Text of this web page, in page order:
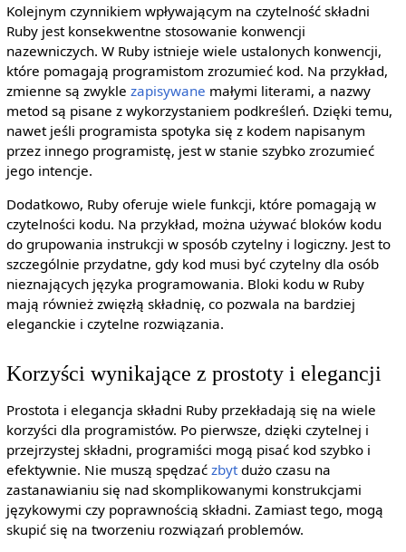
Kolejnym czynnikiem wpływającym na czytelność składni
Ruby jest konsekwentne stosowanie konwencji
nazewniczych. W Ruby istnieje wiele ustalonych konwencji,
które pomagają programistom zrozumieć kod. Na przykład,
zmienne są zwykle zapisywane małymi literami, a nazwy
metod są pisane z wykorzystaniem podkreśleń. Dzięki temu,
nawet jeśli programista spotyka się z kodem napisanym
przez innego programistę, jest w stanie szybko zrozumieć
jego intencje.
Dodatkowo, Ruby oferuje wiele funkcji, które pomagają w
czytelności kodu. Na przykład, można używać bloków kodu
do grupowania instrukcji w sposób czytelny i logiczny. Jest to
szczególnie przydatne, gdy kod musi być czytelny dla osób
nieznających języka programowania. Bloki kodu w Ruby
mają również zwięzłą składnię, co pozwala na bardziej
eleganckie i czytelne rozwiązania.
Korzyści wynikające z prostoty i elegancji
Prostota i elegancja składni Ruby przekładają się na wiele
korzyści dla programistów. Po pierwsze, dzięki czytelnej i
przejrzystej składni, programiści mogą pisać kod szybko i
efektywnie. Nie muszą spędzać zbytdużo czasu na
zastanawianiu się nad skomplikowanymi konstrukcjami
językowymi czy poprawnością składni. Zamiast tego, mogą
skupić się na tworzeniu rozwiązań problemów.